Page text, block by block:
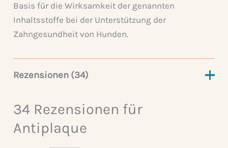
Basis für die Wirksamkeit der genannten
Inhaltsstoffe bei der Unterstützung der
Zahngesundheit von Hunden.
Rezensionen (34)
34 Rezensionen für
Antiplaque